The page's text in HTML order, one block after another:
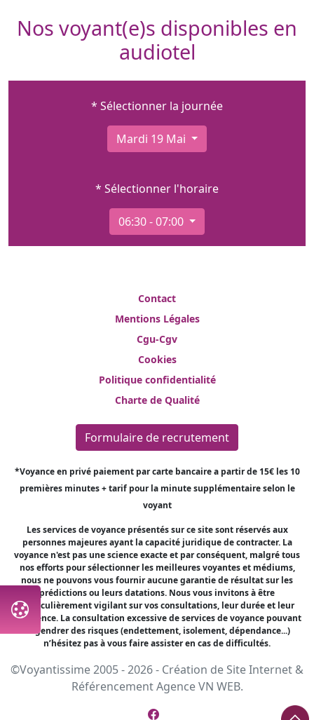
Nos voyant(e)s disponibles en
audiotel
* Sélectionner la journée
Mardi 19 Mai
* Sélectionner l'horaire
06:30 - 07:00
Contact
Mentions Légales
Cgu-Cgv
Cookies
Politique confidentialité
Charte de Qualité
Formulaire de recrutement
*Voyance en privé paiement par carte bancaire a partir de 15€ les 10
premières minutes + tarif pour la minute supplémentaire selon le
voyant
Les services de voyance présentés sur ce site sont réservés aux
personnes majeures ayant la capacité juridique de contracter. La
voyance n'est pas une science exacte et par conséquent, malgré tous
nos efforts pour sélectionner les meilleures voyantes et médiums,
nous ne pouvons vous fournir aucune garantie de résultat sur les
prédictions ou leurs datations. Nous vous invitons à être
particulièrement vigilant sur vos consultations, leur durée et leur
fréquence. La consultation excessive de services de voyance pouvant
engendrer des risques (endettement, isolement, dépendance...)
n’hésitez pas à vous faire assister en cas de difficultés.
©Voyantissime 2005 - 2026 - Création de Site Internet &
RéférencementAgence VN WEB.